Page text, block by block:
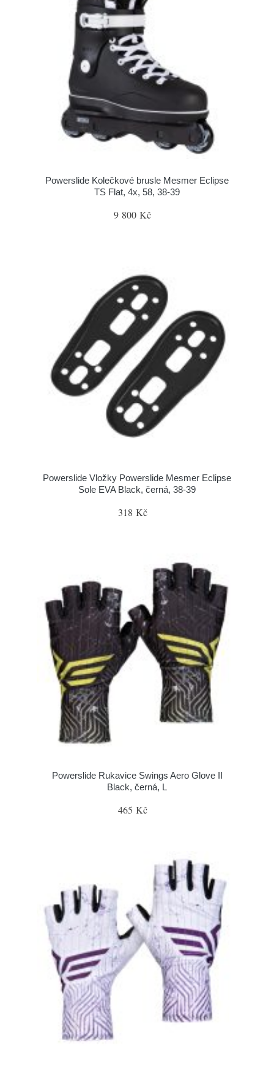
Powerslide Kolečkové brusle Mesmer Eclipse
TS Flat, 4x, 58, 38-39
9 800 Kč
Powerslide Vložky Powerslide Mesmer Eclipse
Sole EVA Black, černá, 38-39
318 Kč
Powerslide Rukavice Swings Aero Glove II
Black, černá, L
465 Kč